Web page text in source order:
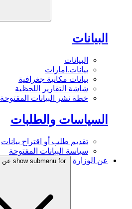
البيانات
البيانات
بيانات.امارات
بيانات مكانية جغرافية
شاشة التقارير اللحظية
خطة نشر البيانات المفتوحة
السياسات والطلبات
تقديم طلب أو اقتراح بيانات
سياسة البيانات المفتوحة
عن الوزارة
show submenu for عن الوزارة